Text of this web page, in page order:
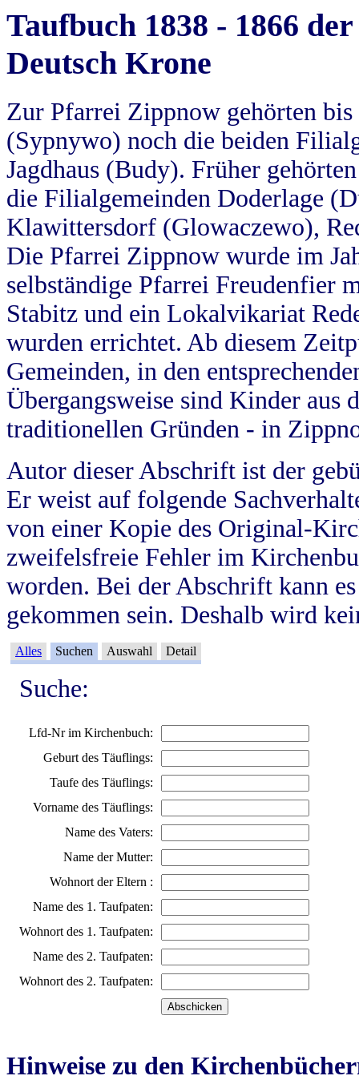
Taufbuch 1838 - 1866
Deutsch Krone
Zur Pfarrei Zippnow gehörten
(Sypnywo) noch die beiden
Jagdhaus (Budy). Früher
die Filialgemeinden Doderlage
Klawittersdorf (Glowaczewo),
Die Pfarrei Zippnow wurde im
selbständige Pfarrei Freudenfier
Stabitz und ein Lokalvikariat
wurden errichtet. Ab diesem
Gemeinden, in den
Übergangsweise sind Kinder aus
traditionellen Gründen - in
Autor dieser Abschrift ist der
Er weist auf folgende
von einer Kopie des Original-
zweifelsfreie Fehler im
worden. Bei der Abschrift kann
gekommen sein. Deshalb wird
Alles Suchen Auswahl Detail
Suche:
Lfd-Nr im Kirchenbuch:
Geburt des Täuflings:
Taufe des Täuflings:
Vorname des Täuflings:
Name des Vaters:
Name der Mutter:
Wohnort der Eltern :
Name des 1. Taufpaten:
Wohnort des 1. Taufpaten:
Name des 2. Taufpaten:
Wohnort des 2. Taufpaten:
Hinweise zu den